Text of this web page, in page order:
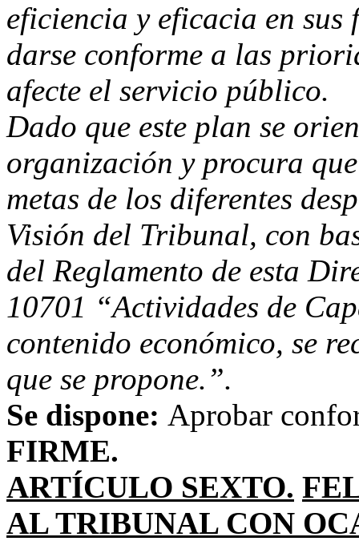
eficiencia y eficacia en
darse conforme a las
afecte el servicio público.
Dado que este plan se
organización y procura
metas de los diferentes
Visión del Tribunal, con
del Reglamento de esta
10701 “Actividades de
contenido económico, se
que se propone.”.
Se dispone: Aprobar
FIRME.
ARTÍCULO SEXTO.
AL TRIBUNAL CON